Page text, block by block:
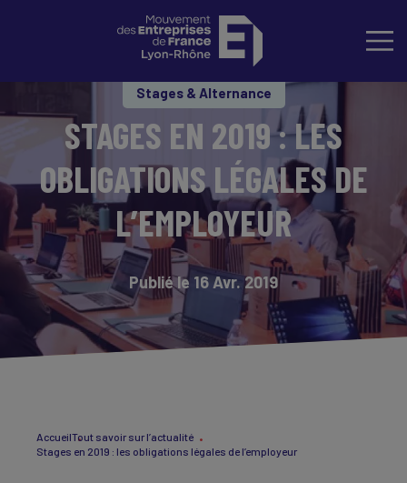
Stages & Alternance
STAGES EN 2019 : LES
OBLIGATIONS LÉGALES DE
L’EMPLOYEUR
Publié le 16 Avr. 2019
AccueilTout savoir sur l’actualité
Stages en 2019 : les obligations légales de l’employeur